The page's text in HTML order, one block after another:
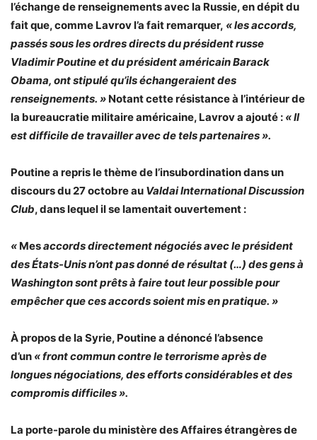
l’échange de renseignements avec la Russie, en dépit du
fait que, comme Lavrov l’a fait remarquer, «les accords,
passés sous les ordres directs du président russe
Vladimir Poutine et du président américain Barack
Obama, ont stipulé qu’ils échangeraient des
renseignements. » Notant cette résistance à l’intérieur de
la bureaucratie militaire américaine, Lavrov a ajouté : «Il
est difficile de travailler avec de tels partenaires ».
Poutine a repris le thème de l’insubordination dans un
discours du 27 octobre au Valdai International Discussion
Club, dans lequel il se lamentait ouvertement :
« Mesaccords directement négociés avec le président
des États-Unis n’ont pas donné de résultat (…) des gens à
Washington sont prêts à faire tout leur possible pour
empêcher que ces accords soient mis en pratique. »
À propos de la Syrie, Poutine a dénoncé l’absence
d’un « front commun contre le terrorisme après de
longues négociations, des efforts considérables et des
compromis difficiles ».
La porte-parole du ministère des Affaires étrangères de